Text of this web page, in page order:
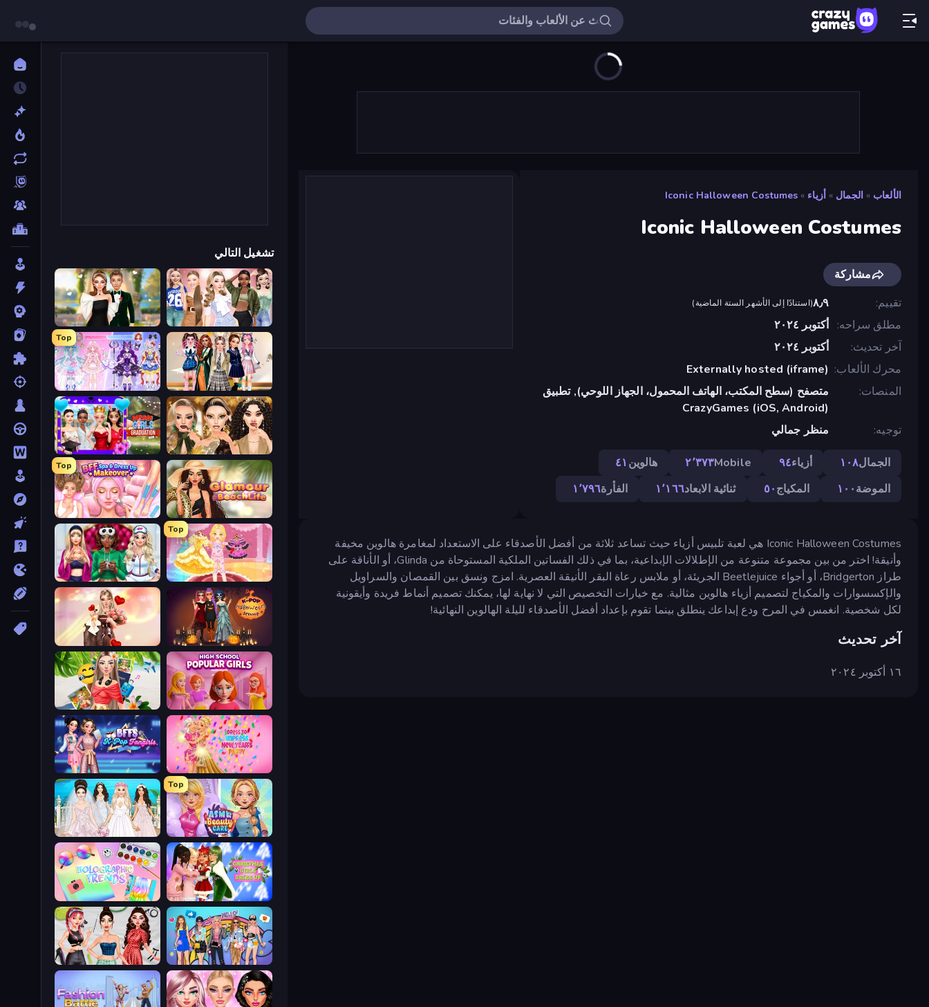
الألعاب » الجمال » أزياء »
Iconic Halloween Costumes
Iconic Halloween Costumes
مشاركة
تقييم
٨٫٩(استنادًا إلى الأشهر الستة الماضية)
مطلق سراحه
أكتوبر ٢٠٢٤
آخر تحديث
أكتوبر ٢٠٢٤
محرك الألعاب
Externally hosted (iframe)
المنصات
متصفح (سطح المكتب، الهاتف المحمول، الجهاز اللوحي), تطبيق
CrazyGames (iOS, Android)
توجيه
منظر جمالي
الجمال١٠٨ أزياء٩٤ Mobile٢٬٣٧٣ هالوين٤١
الموضة١٠٠ المكياج٥٠ ثنائية الابعاد١٬١٦٦ الفأرة١٬٧٩٦
Iconic Halloween Costumes هي لعبة تلبيس أزياء حيث تساعد ثلاثة من أفضل الأصدقاء على الاستعداد لمغامرة هالوين مخيفة
وأنيقة! اختر من بين مجموعة متنوعة من الإطلالات الإبداعية، بما في ذلك الفساتين الملكية المستوحاة من Glinda، أو الأناقة على
طراز Bridgerton، أو أجواء Beetlejuice الجريئة، أو ملابس رعاة البقر الأنيقة العصرية. امزج ونسق بين القمصان والسراويل
والإكسسوارات والمكياج لتصميم أزياء هالوين مثالية. مع خيارات التخصيص التي لا نهاية لها، يمكنك تصميم أنماط فريدة وأيقونية
لكل شخصية. انغمس في المرح ودع إبداعك ينطلق بينما تقوم بإعداد أفضل الأصدقاء لليلة الهالوين النهائية!
آخر تحديث
١٦ أكتوبر ٢٠٢٤
تشغيل التالي
Fashion Week 2025
Valentine's Day Proposal
Back To School: Uniforms Edition
Top
Idol Livestream: Fashion Game
Autumn Glam Gala
Mean Girls Graduation Day
Glamour Beach Life
Top
BFF Makeover - Spa & Dress Up
Top
Royal Glow Princess Makeover
BFFs Luxury Loungewear
K-Pop Halloween Dress Up
GRWM Date Night
High School Popular Girls
Travel with Me: ASMR Edition
Dress To Impress: New Year's Party
BFFs K-Pop Fangirls
Top
ASMR Beauty Care
Model Wedding
Christmas Girls Dress Up
Holographic Trends
College Girls Team Makeover
Brat Girl Summer